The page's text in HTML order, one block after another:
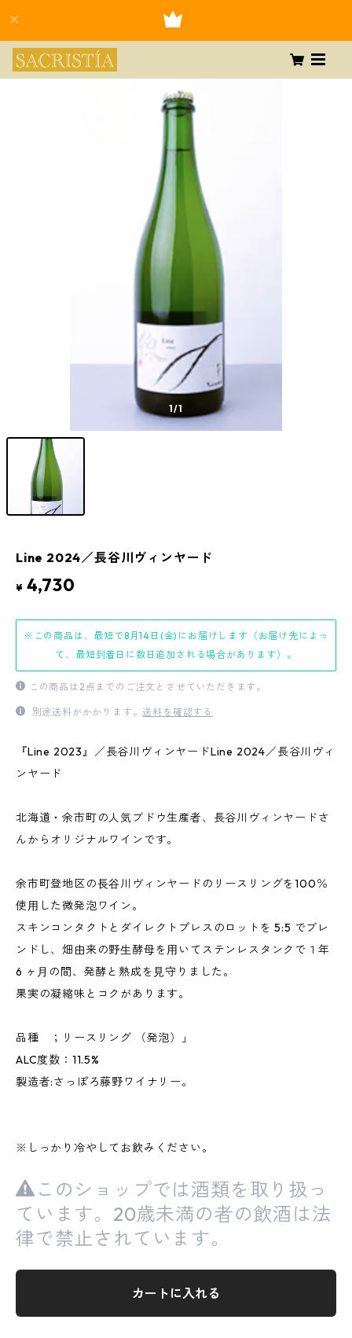
1/1
Line 2024／長谷川ヴィンヤード
¥ 4,730
※この商品は、最短で8月14日(金)にお届けします（お届け先によっ
て、最短到着日に数日追加される場合があります）。
この商品は2点までのご注文とさせていただきます。
別途送料がかかります。送料を確認する
『Line 2023』／長谷川ヴィンヤードLine 2024／長谷川ヴィ
ンヤード
北海道・余市町の人気ブドウ生産者、長谷川ヴィンヤードさ
んからオリジナルワインです。
余市町登地区の⻑⾕川ヴィンヤードのリースリングを100％
使⽤した微発泡ワイン。
スキンコンタクトとダイレクトプレスのロットを 5:5 でブレ
ンドし、畑由来の野⽣酵⺟を⽤いてステンレスタンクで１年
6 ヶ⽉の間、発酵と熟成を⾒守りました。
果実の凝縮味とコクがあります。
品種 ；リースリング （発泡）」
ALC度数：11.5%
製造者:さっぽろ藤野ワイナリー。
※しっかり冷やしてお飲みください。
このショップでは酒類を取り扱っ
ています。20歳未満の者の飲酒は法
律で禁止されています。
カートに入れる